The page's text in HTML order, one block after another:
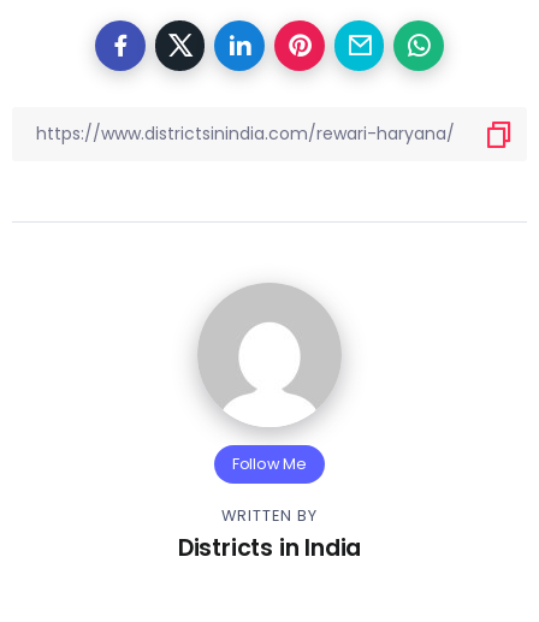
Follow Me
WRITTEN BY
Districts in India